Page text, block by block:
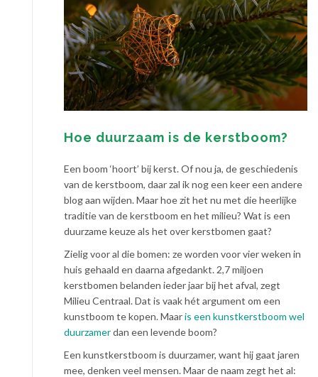
Hoe duurzaam is de kerstboom?
Een boom ‘hoort’ bij kerst. Of nou ja, de geschiedenis
van de kerstboom, daar zal ik nog een keer een andere
blog aan wijden. Maar hoe zit het nu met die heerlijke
traditie van de kerstboom en het milieu? Wat is een
duurzame keuze als het over kerstbomen gaat?
Zielig voor al die bomen: ze worden voor vier weken in
huis gehaald en daarna afgedankt. 2,7 miljoen
kerstbomen belanden ieder jaar bij het afval, zegt
Milieu Centraal. Dat is vaak hét argument om een
kunstboom te kopen. Maaris een kunstkerstboom wel
duurzamerdan een levende boom?
Een kunstkerstboom is duurzamer, want hij gaat jaren
mee, denken veel mensen. Maar de naam zegt het al: